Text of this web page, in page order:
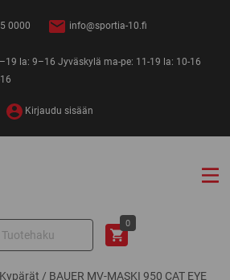
0000 info@sportia-10.fi
la: 9–16 Jyväskylä ma-pe: 11-19 la: 10-16
Kirjaudu sisään
0
Kypärät / BAUER MV-MASKI 950 CAT EYE